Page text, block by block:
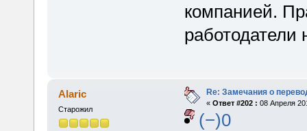
компанией.
работодатели
Alaric
Старожил
Re: Замечания о
« Ответ #202 : 08 Апреля
(−)0